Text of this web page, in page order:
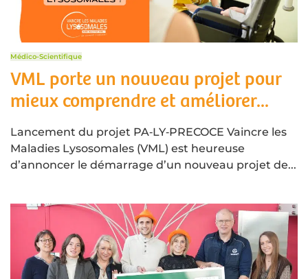
Médico-Scientifique
VML porte un nouveau projet pour
mieux comprendre et améliorer...
Lancement du projet PA‑LY‑PRECOCE Vaincre les
Maladies Lysosomales (VML) est heureuse
d’annoncer le démarrage d’un nouveau projet de...